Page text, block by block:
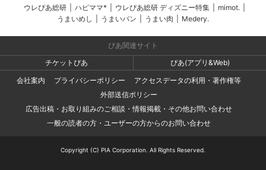
ウレぴあ総研 ハピママ* ウレぴあ総研 ディズニー特集 mimot.
うまいめし
うまいパン うまい肉 Medery.
ぴあ関連サイト
チケットぴあ
ぴあ(アプリ&Web)
会社案内
プライバシーポリシー
アクセスデータの利用・著作権等
外部送信ポリシー
広告出稿・お取り組みのご相談・情報掲載・その他お問い合わせ
一般の読者の方・ユーザーの方からのお問い合わせ
Copyright (C) PIA Corporation. All Rights Reserved.